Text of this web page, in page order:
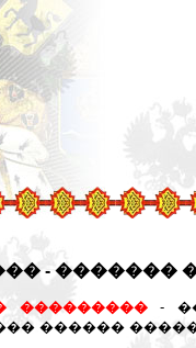
- �������
���������-
������